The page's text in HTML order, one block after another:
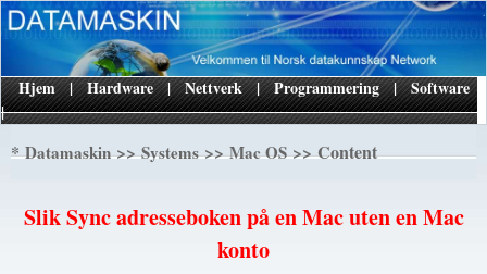
|
Hjem | Hardware | Nettverk | Programmering | Software
*Datamaskin>>Systems>>Mac OS>> Content
Slik Sync adresseboken på en Mac uten en Mac
konto